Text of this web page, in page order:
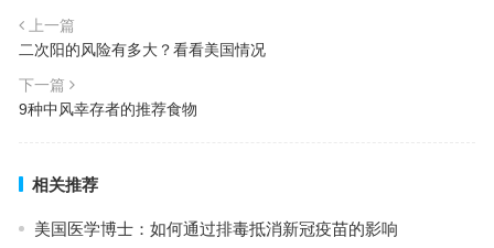
上一篇
二次阳的风险有多大？看看美国情况
下一篇
9种中风幸存者的推荐食物
相关推荐
美国医学博士：如何通过排毒抵消新冠疫苗的影响